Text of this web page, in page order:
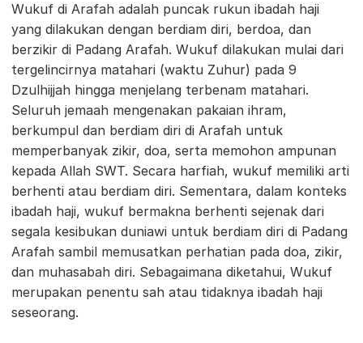
Wukuf di Arafah adalah puncak rukun ibadah haji
yang dilakukan dengan berdiam diri, berdoa, dan
berzikir di Padang Arafah. Wukuf dilakukan mulai dari
tergelincirnya matahari (waktu Zuhur) pada 9
Dzulhijjah hingga menjelang terbenam matahari.
Seluruh jemaah mengenakan pakaian ihram,
berkumpul dan berdiam diri di Arafah untuk
memperbanyak zikir, doa, serta memohon ampunan
kepada Allah SWT. Secara harfiah, wukuf memiliki arti
berhenti atau berdiam diri. Sementara, dalam konteks
ibadah haji, wukuf bermakna berhenti sejenak dari
segala kesibukan duniawi untuk berdiam diri di Padang
Arafah sambil memusatkan perhatian pada doa, zikir,
dan muhasabah diri. Sebagaimana diketahui, Wukuf
merupakan penentu sah atau tidaknya ibadah haji
seseorang.